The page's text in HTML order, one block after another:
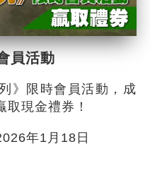
員活動
》限時會員活動，成
現金禮券！
年1月18日